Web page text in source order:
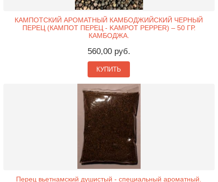
КАМПОТСКИЙ АРОМАТНЫЙ КАМБОДЖИЙСКИЙ ЧЕРНЫЙ
ПЕРЕЦ (КАМПОТ ПЕРЕЦ - KAMPOT PEPPER) – 50 ГР.
КАМБОДЖА.
560,00 руб.
КУПИТЬ
Перец вьетнамский душистый - специальный ароматный.